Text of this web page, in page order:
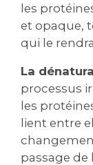
les
et opaque,
qui le
La
processus
les
lient entre
passage